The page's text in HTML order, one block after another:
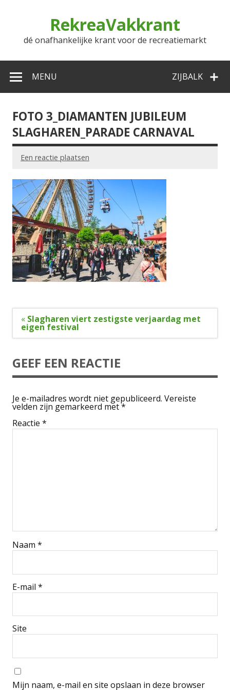
RekreaVakkrant
dé onafhankelijke krant voor de recreatiemarkt
ZIJBALK
MENU
FOTO 3_DIAMANTEN JUBILEUM
SLAGHAREN_PARADE CARNAVAL
Een reactie plaatsen
Bericht
navigatie
« Slagharen viert zestigste verjaardag met
eigen festival
GEEF EEN REACTIE
Je e-mailadres wordt niet gepubliceerd. Vereiste
velden zijn gemarkeerd met*
Reactie *
Naam *
E-mail *
Site
Mijn naam, e-mail en site opslaan in deze browser